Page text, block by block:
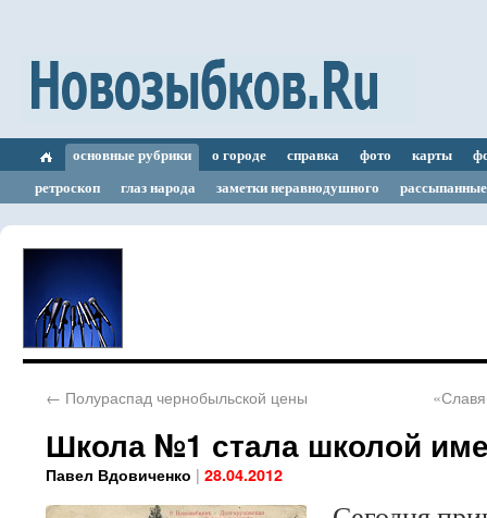
основные рубрики о городе справка фото карты
ретроскоп
глаз народа заметки неравнодушного
← Полураспад чернобыльской цены
Школа №1 стала школой
Павел Вдовиченко | 28.04.2012